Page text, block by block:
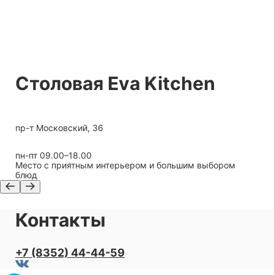
Столовая Eva Kitchen
пр-т Московский, 36
пн-пт 09.00–18.00
Место с приятным интерьером и большим выбором
блюд
Контакты
+7 (8352) 44-44-59